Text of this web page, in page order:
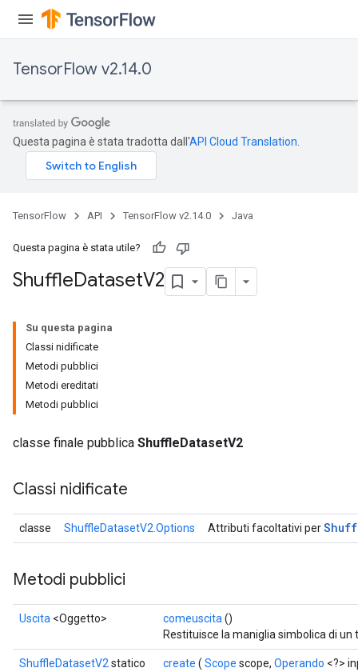
TensorFlow v2.14.0
Questa pagina è stata tradotta dall'API Cloud Translation
TensorFlow API TensorFlow v2.14.0 Java
Questa pagina è stata utile?
ShuffleDatasetV2
Su questa pagina
Classi nidificate
Metodi pubblici
Metodi ereditati
Metodi pubblici
classe finale pubblica ShuffleDatasetV2
Classi nidificate
classe ShuffleDatasetV2.Options Attributi facoltativi per
Metodi pubblici
Uscita <Oggetto> comeuscita ()
Restituisce la maniglia simbolica di un
ShuffleDatasetV2 statico create ( Scope scope, Operando <?>